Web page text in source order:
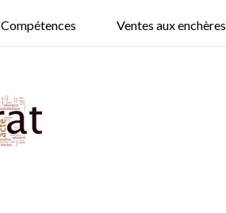
Compétences Ventes aux enchères